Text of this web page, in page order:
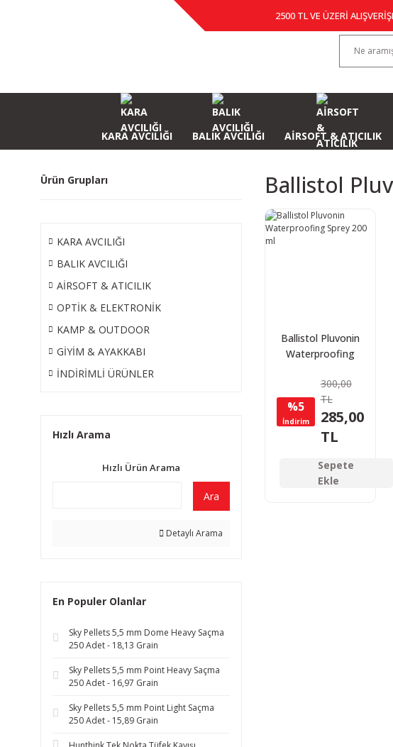
2500 TL VE ÜZERİ
KARA AVCILIĞI BALIK AVCILIĞI AİRSOFT & ATICILIK
Ürün Grupları
KARA AVCILIĞI
BALIK AVCILIĞI
AİRSOFT & ATICILIK
OPTİK & ELEKTRONİK
KAMP & OUTDOOR
GİYİM & AYAKKABI
İNDİRİMLİ ÜRÜNLER
Hızlı Arama
Hızlı Ürün Arama
Ara
Detaylı Arama
En Populer Olanlar
Sky Pellets 5,5 mm Dome Heavy Saçma
250 Adet - 18,13 Grain
Sky Pellets 5,5 mm Point Heavy Saçma
250 Adet - 16,97 Grain
Sky Pellets 5,5 mm Point Light Saçma
250 Adet - 15,89 Grain
Ballistol
Ballistol Pluvonin
Waterproofing
%5
İndirim
300,00
TL
285,00
TL
Sepete
Ekle